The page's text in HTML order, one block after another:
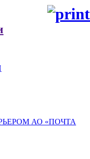
АО «ПОЧТА